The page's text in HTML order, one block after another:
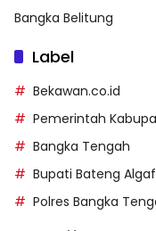
Bangka Belitung
Label
Bekawan.co.id
Pemerintah
Bangka Tengah
Bupati Bateng
Polres Bangka